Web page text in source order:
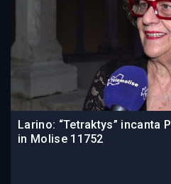
Larino: “Tetraktys” incanta
in Molise 11752